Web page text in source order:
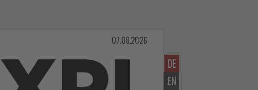
DE
EN
07.08.2026